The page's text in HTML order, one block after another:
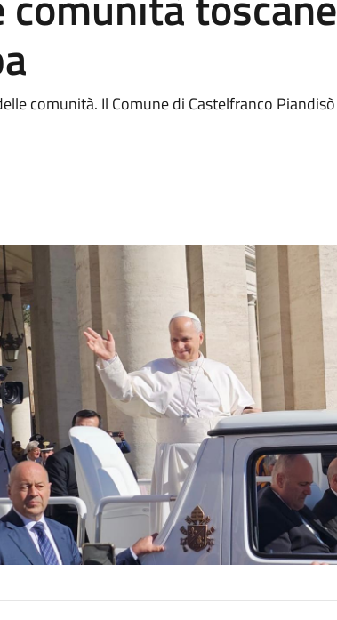
comunità. Il Comune di Castelfranco Piandisò